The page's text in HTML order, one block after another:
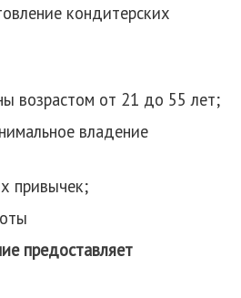
кондитерских
возрастом от 21 до 55 лет;
владение
привычек;
предоставляет